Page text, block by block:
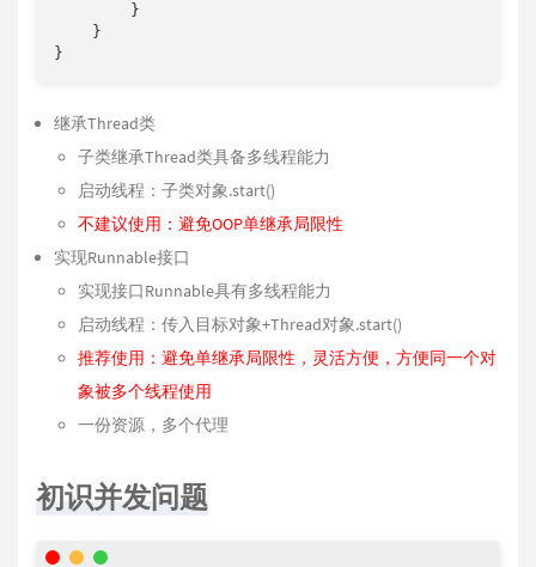
        }
    }
}
继承Thread类
子类继承Thread类具备多线程能力
启动线程：子类对象.start()
不建议使用：避免OOP单继承局限性
实现Runnable接口
实现接口Runnable具有多线程能力
启动线程：传入目标对象+Thread对象.start()
推荐使用：避免单继承局限性，灵活方便，方便同一个对
象被多个线程使用
一份资源，多个代理
初识并发问题